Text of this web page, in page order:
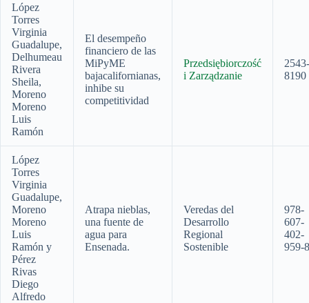
López
Torres
Virginia
Guadalupe,
Delhumeau
Rivera
Sheila,
Moreno
Moreno
Luis
Ramón
El desempeño
financiero de las
MiPyME
bajacalifornianas,
inhibe su
competitividad
Przedsiębiorczość
i Zarządzanie
2543-
8190
López
Torres
Virginia
Guadalupe,
Moreno
Moreno
Luis
Ramón y
Pérez
Rivas
Diego
Alfredo
Atrapa nieblas,
una fuente de
agua para
Ensenada.
Veredas del
Desarrollo
Regional
Sostenible
978-
607-
402-
959-8